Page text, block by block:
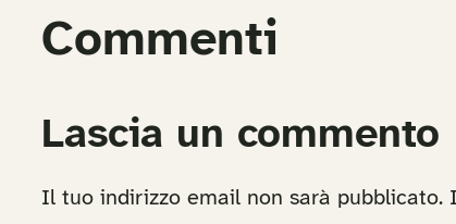
Commenti
Lascia un commento
Il tuo indirizzo email non sarà pubblicato.